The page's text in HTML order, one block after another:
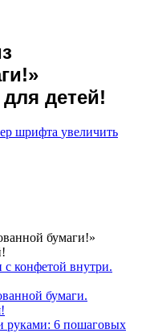
детей!
шрифта увеличить
бумаги!»
конфетой внутри.
бумаги.
руками: 6 пошаговых